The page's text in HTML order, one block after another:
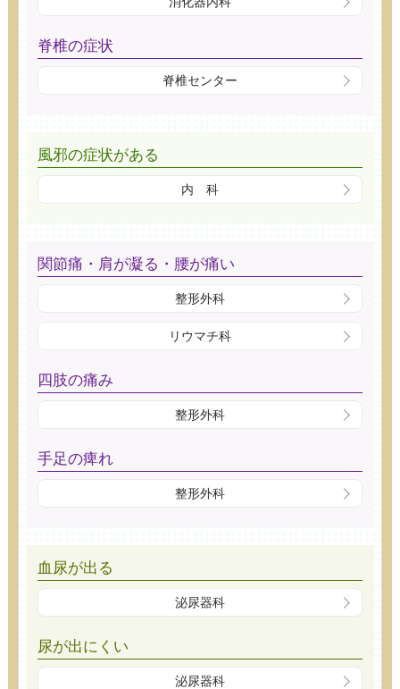
脊椎の症状
脊椎センター
風邪の症状がある
内 科
関節痛・肩が凝る・腰が痛い
整形外科
リウマチ科
四肢の痛み
整形外科
手足の痺れ
整形外科
血尿が出る
泌尿器科
尿が出にくい
泌尿器科